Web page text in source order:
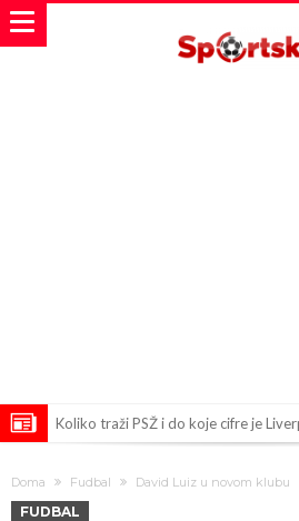
Koliko traži PSŽ i do koje cifre je
Direktor FIA o drami Formule 1: “Ne
Doma Fudbal David Luiz u novom klubu
FUDBAL